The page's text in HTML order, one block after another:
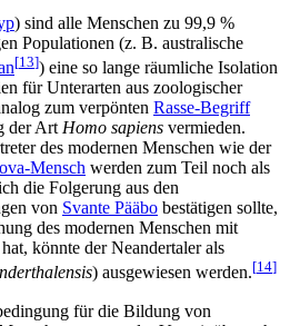
) sind alle Menschen zu 99,9 %
Populationen (z. B. australische
[13]) eine so lange räumliche Isolation
für Unterarten aus zoologischer
zum verpönten Rasse-Begriff
der Art Homo sapiens vermieden.
des modernen Menschen wie der
Mensch werden zum Teil noch als
die Folgerung aus den
von Svante Pääbo bestätigen sollte,
des modernen Menschen mit
könnte der Neandertaler als
) ausgewiesen werden.[14]
für die Bildung von